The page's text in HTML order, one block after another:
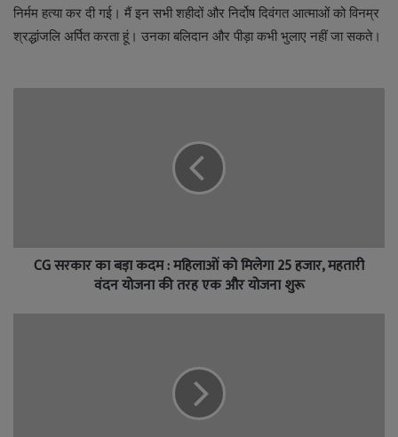
निर्मम हत्या कर दी गई। मैं इन सभी शहीदों और निर्दोष दिवंगत आत्माओं को विनम्र
श्रद्धांजलि अर्पित करता हूं। उनका बलिदान और पीड़ा कभी भुलाए नहीं जा सकते।
CG सरकार का बड़ा कदम : महिलाओं को मिलेगा 25 हजार, महतारी
वंदन योजना की तरह एक और योजना शुरू